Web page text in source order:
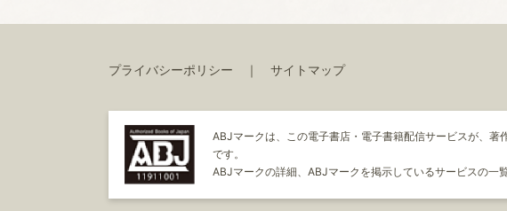
プライバシーポリシー サイトマップ
ABJマークは、この電子書店・電子書籍配信サービスが、著
です。
ABJマークの詳細、ABJマークを掲示しているサービスの一